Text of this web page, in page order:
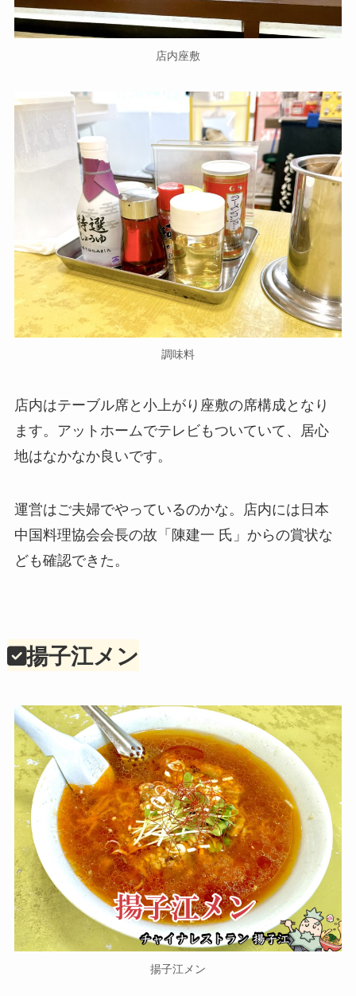
店内座敷
調味料
店内はテーブル席と小上がり座敷の席構成となり
ます。アットホームでテレビもついていて、居心
地はなかなか良いです。
運営はご夫婦でやっているのかな。店内には日本
中国料理協会会長の故「陳建一 氏」からの賞状な
ども確認できた。
揚子江メン
揚子江メン